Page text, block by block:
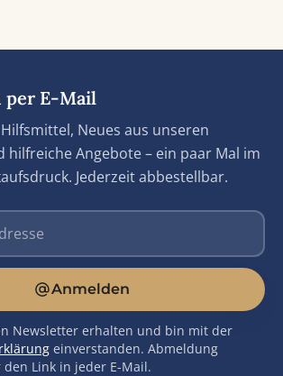
per E-Mail
Neues aus unseren
hilfreiche Angebote – ein paar Mal im
Jederzeit abbestellbar.
Anmelden
Newsletter erhalten und bin mit der
einverstanden. Abmeldung
Link in jeder E-Mail.